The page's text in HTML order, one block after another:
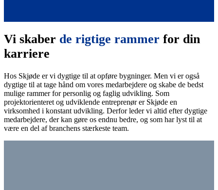
Vi skaber de rigtige rammer for din
karriere
Hos Skjøde er vi dygtige til at opføre bygninger. Men vi er også
dygtige til at tage hånd om vores medarbejdere og skabe de bedst
mulige rammer for personlig og faglig udvikling. Som
projektorienteret og udviklende entreprenør er Skjøde en
virksomhed i konstant udvikling. Derfor leder vi altid efter dygtige
medarbejdere, der kan gøre os endnu bedre, og som har lyst til at
være en del af branchens stærkeste team.